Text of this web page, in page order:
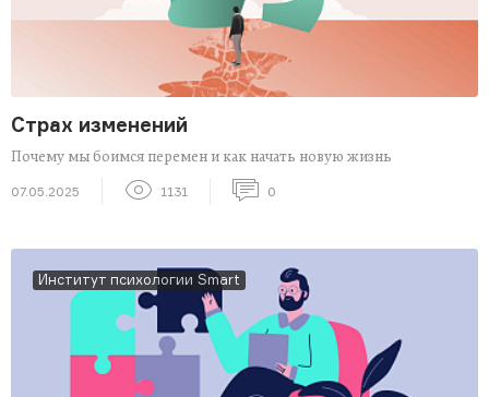
Страх изменений
Почему мы боимся перемен и как начать новую жизнь
07.05.2025 1131 0
Институт психологии Smart